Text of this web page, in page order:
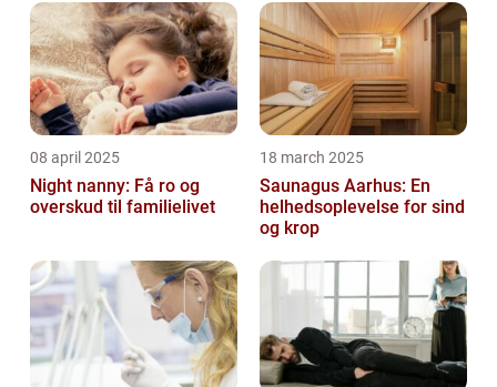
08 april 2025
Night nanny: Få ro og
overskud til familielivet
18 march 2025
Saunagus Aarhus: En
helhedsoplevelse for sind
og krop